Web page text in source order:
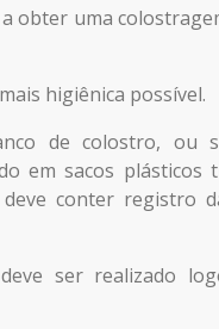
obter uma
higiênica possível.
de colostro,
em sacos
conter registro
ser realizado